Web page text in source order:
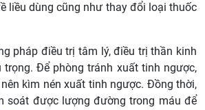
liều dùng cũng như thay đổi loại thuốc
pháp điều trị tâm lý, điều trị thần kinh
Để phòng tránh xuất tinh ngược,
kìm nén xuất tinh ngược. Đồng thời,
soát được lượng đường trong máu để